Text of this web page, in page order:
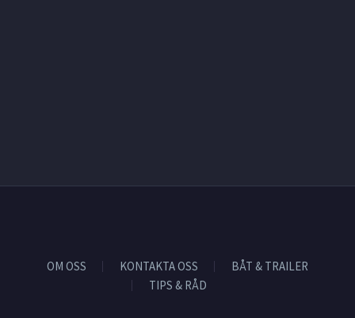
OM OSS KONTAKTA OSS
BÅT & TRAILER
TIPS & RÅD